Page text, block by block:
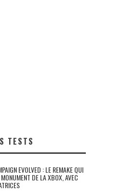
TESTS
EVOLVED : LE REMAKE QUI
DE LA XBOX, AVEC